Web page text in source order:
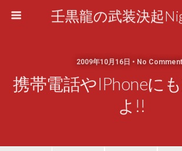
壬黒龍の武装決起
2009年10月16日 • No
携帯電話やiPhoneに
よ!!